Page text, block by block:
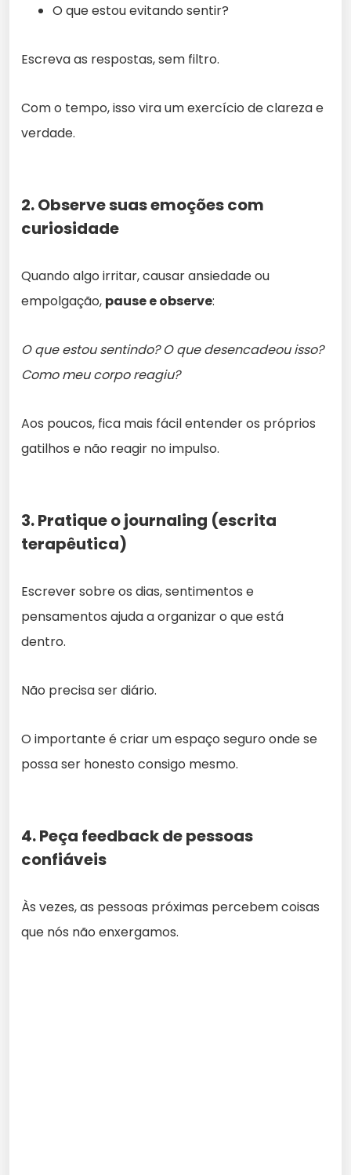
O que estou evitando sentir?
Escreva as respostas, sem filtro.
Com o tempo, isso vira um exercício de clareza e
verdade.
2. Observe suas emoções com
curiosidade
Quando algo irritar, causar ansiedade ou
empolgação, pause e observe:
O que estou sentindo? O que desencadeou isso?
Como meu corpo reagiu?
Aos poucos, fica mais fácil entender os próprios
gatilhos e não reagir no impulso.
3. Pratique o journaling (escrita
terapêutica)
Escrever sobre os dias, sentimentos e
pensamentos ajuda a organizar o que está
dentro.
Não precisa ser diário.
O importante é criar um espaço seguro onde se
possa ser honesto consigo mesmo.
4. Peça feedback de pessoas
confiáveis
Às vezes, as pessoas próximas percebem coisas
que nós não enxergamos.